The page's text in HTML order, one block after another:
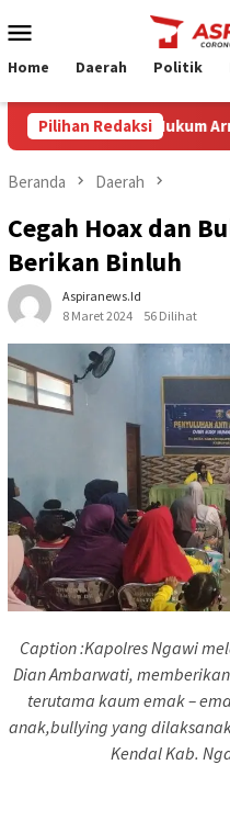
ke
Mobile
Home Daerah Politik
Pilihan Redaksi
Kuasa Hukum Armin
Beranda Daerah
Cegah Hoax dan
Berikan Binluh
Aspiranews.id
8 Maret 2024
56 Dilihat
Caption :Kapolres Ngawi
Dian Ambarwati,
terutama kaum emak –
anak,bullying yang
Kendal Kab.